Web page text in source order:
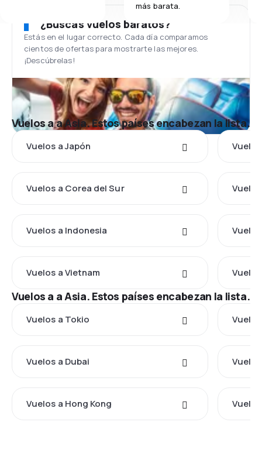
más barata.
¿Buscas vuelos baratos?
Estás en el lugar correcto. Cada día comparamos
cientos de ofertas para mostrarte las mejores.
¡Descúbrelas!
Vuelos a a Asia. Estos países encabezan la lista.
Vuelos a Japón
Vuelos a Corea del Sur
Vuelos a Indonesia
Vuelos a Vietnam
Vuelos a a Asia. Estos países encabezan la lista.
Vuelos a Tokio
Vuelos a Dubai
Vuelos a Hong Kong